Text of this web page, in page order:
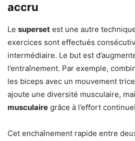
accru
Le superset est une autre
exercices sont effectués
intermédiaire. Le but est
l’entraînement. Par exemple,
les biceps avec un mouvement
ajoute une diversité musculaire,
musculaire grâce à l’effort
Cet enchaînement rapide entre